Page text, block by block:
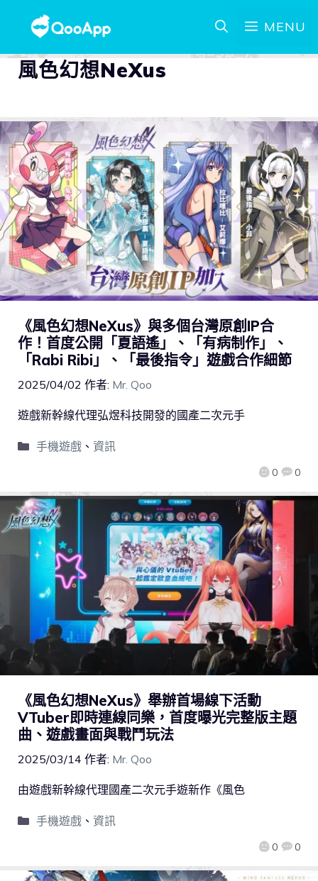
MENU
風色幻想NeXus
《風色幻想NeXus》與多個台灣原創IP合
作！首度公開「夏語遙」、「有病制作」、
「Rabi Ribi」、「最後指令」遊戲合作細節
2025/04/02 作者: Mr. Qoo
0 0
遊戲新幹線代理弘煜科技開發的國產二次元手
手機遊戲、 資訊
《風色幻想NeXus》舉辦首場線下活動
VTuber即時連線同樂，首度曝光完整版主題
曲、遊戲畫面與戰鬥玩法
2025/03/14 作者: Mr. Qoo
0 0
由遊戲新幹線代理國產二次元手遊新作《風色
手機遊戲、 資訊